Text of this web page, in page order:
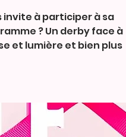
invite à participer à sa
? Un derby face à
et lumière et bien plus